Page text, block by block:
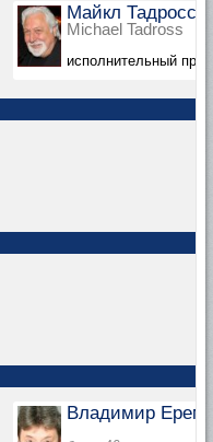
Майкл Тадросс
Michael Tadross
исполнительный
Владимир